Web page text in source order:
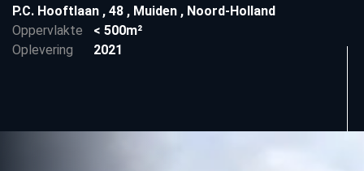
P.C. Hooftlaan , 48 , Muiden , Noord-Holland
Oppervlakte
< 500m²
Oplevering
2021